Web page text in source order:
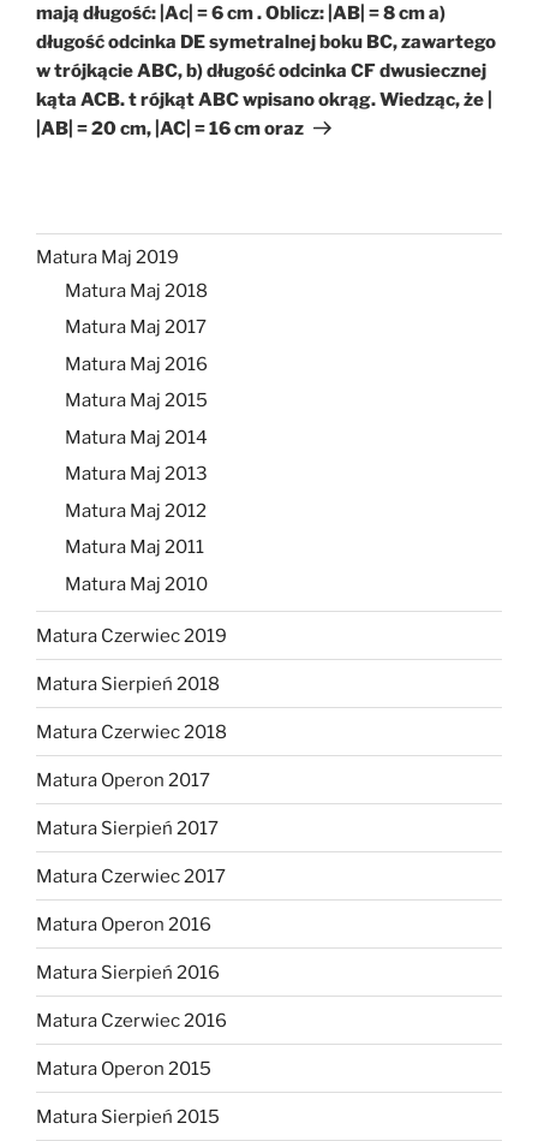
mają długość: |Ac| = 6 cm . Oblicz: |AB| = 8 cm a)
długość odcinka DE symetralnej boku BC, zawartego
w trójkącie ABC, b) długość odcinka CF dwusiecznej
kąta ACB. t rójkąt ABC wpisano okrąg. Wiedząc, że |
|AB| = 20 cm, |AC| = 16 cm oraz
Matura Maj 2019
Matura Maj 2018
Matura Maj 2017
Matura Maj 2016
Matura Maj 2015
Matura Maj 2014
Matura Maj 2013
Matura Maj 2012
Matura Maj 2011
Matura Maj 2010
Matura Czerwiec 2019
Matura Sierpień 2018
Matura Czerwiec 2018
Matura Operon 2017
Matura Sierpień 2017
Matura Czerwiec 2017
Matura Operon 2016
Matura Sierpień 2016
Matura Czerwiec 2016
Matura Operon 2015
Matura Sierpień 2015